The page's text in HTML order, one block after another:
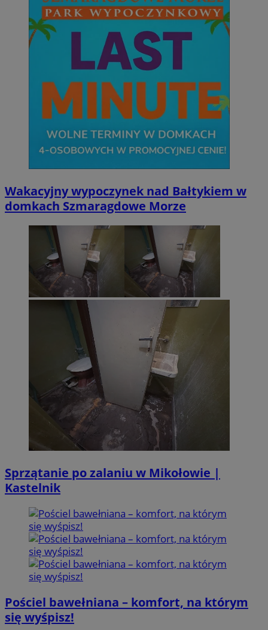
Wakacyjny wypoczynek nad Bałtykiem w
domkach Szmaragdowe Morze
Sprzątanie po zalaniu w Mikołowie |
Kastelnik
Pościel bawełniana – komfort, na którym
się wyśpisz!